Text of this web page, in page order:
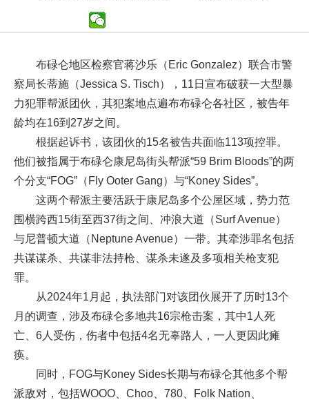
布碌仑地区检察官蒋沙乐（Eric Gonzalez）联合市警
察局长蒂施（Jessica S. Tisch），11日宣布破获一大型暴
力犯罪帮派团伙，其犯案地点遍布布碌仑各社区，被告年
龄均在16到27岁之间。
根据起诉书，该团伙的15名被告共面临113项控罪。
他们被指属于布碌仑康尼岛街头帮派“59 Brim Bloods”的两
个分支“FOG”（Fly Ooter Gang）与“Koney Sides”。
这两个帮派主要活跃于康尼岛多个公屋区域，势力范
围横跨西15街至西37街之间、冲浪大道（Surf Avenue）
与尼普顿大道（Neptune Avenue）一带。其牵涉罪名包括
共谋谋杀、共谋非法持枪、谋杀未遂及多项相关枪支犯
罪。
从2024年1月起，执法部门对该团伙展开了历时13个
月的调查，涉及布碌仑多地共16宗枪击案，其中1人死
亡、6人受伤，伤者中包括4名无辜路人，一人更因此瘫
痪。
同时，FOG与Koney Sides长期与布碌仑其他多个帮
派敌对，包括WOOO、Choo、780、Folk Nation、